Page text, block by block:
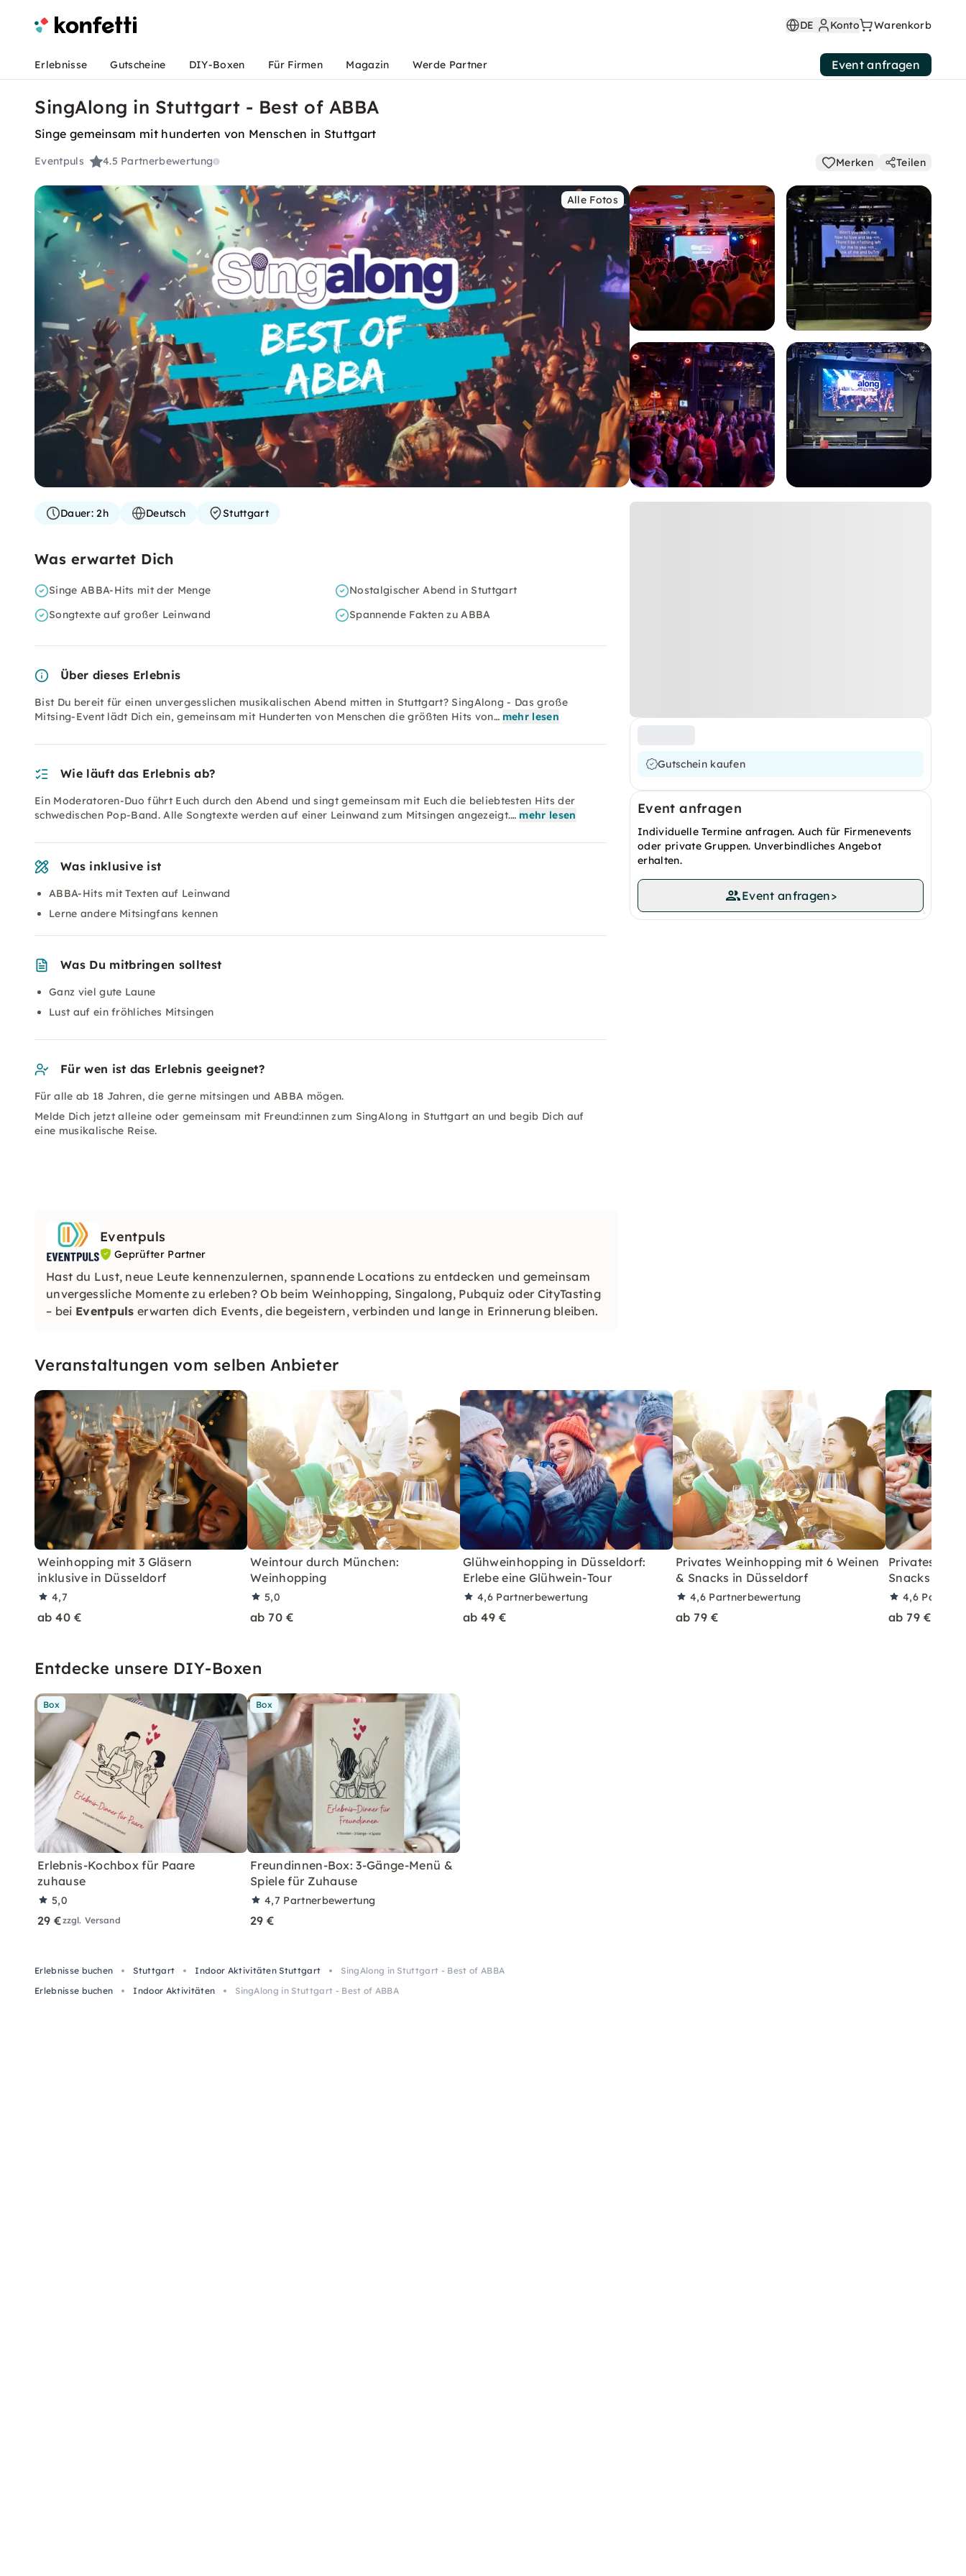
DE Konto Warenkorb
Erlebnisse Gutscheine DIY-Boxen Für Firmen Magazin Werde Partner Event anfragen
SingAlong in Stuttgart - Best of ABBA
Singe gemeinsam mit hunderten von Menschen in Stuttgart
Eventpuls 4.5 Partnerbewertung Merken Teilen
Alle Fotos
Gutschein kaufen
Event anfragen
Individuelle Termine anfragen. Auch für Firmenevents
oder private Gruppen. Unverbindliches Angebot
erhalten.
Event anfragen>
Dauer:2h Deutsch Stuttgart
Was erwartet Dich
Singe ABBA-Hits mit der Menge
Nostalgischer Abend in Stuttgart
Songtexte auf großer Leinwand
Spannende Fakten zu ABBA
Über dieses Erlebnis
Bist Du bereit für einen unvergesslichen musikalischen Abend mitten in Stuttgart? SingAlong - Das große
Mitsing-Event lädt Dich ein, gemeinsam mit Hunderten von Menschen die größten Hits von… mehr lesen
Wie läuft das Erlebnis ab?
Ein Moderatoren-Duo führt Euch durch den Abend und singt gemeinsam mit Euch die beliebtesten Hits der
schwedischen Pop-Band. Alle Songtexte werden auf einer Leinwand zum Mitsingen angezeigt.… mehr lesen
Was inklusive ist
ABBA-Hits mit Texten auf Leinwand
Lerne andere Mitsingfans kennen
Was Du mitbringen solltest
Ganz viel gute Laune
Lust auf ein fröhliches Mitsingen
Für wen ist das Erlebnis geeignet?
Für alle ab 18 Jahren, die gerne mitsingen und ABBA mögen.
Melde Dich jetzt alleine oder gemeinsam mit Freund:innen zum SingAlong in Stuttgart an und begib Dich auf
eine musikalische Reise.
Eventpuls
Geprüfter Partner
Hast du Lust, neue Leute kennenzulernen, spannende Locations zu entdecken und gemeinsam
unvergessliche Momente zu erleben? Ob beim Weinhopping, Singalong, Pubquiz oder CityTasting
– bei Eventpuls erwarten dich Events, die begeistern, verbinden und lange in Erinnerung bleiben.
Veranstaltungen vom selben Anbieter
Weinhopping mit 3 Gläsern
inklusive in Düsseldorf
4,7
ab 40 €
Weintour durch München:
Weinhopping
5,0
ab 70 €
Glühweinhopping in Düsseldorf:
Erlebe eine Glühwein-Tour
4,6 Partnerbewertung
ab 49 €
Privates Weinhopping mit 6 Weinen
& Snacks in Düsseldorf
4,6 Partnerbewertung
ab 79 €
Privates
Snacks in
4,6
ab 79 €
Entdecke unsere DIY-Boxen
Box
Erlebnis-Kochbox für Paare
zuhause
5,0
29 €zzgl. Versand
Box
Freundinnen-Box: 3-Gänge-Menü &
Spiele für Zuhause
4,7 Partnerbewertung
29 €
Erlebnisse buchen Stuttgart Indoor Aktivitäten Stuttgart
SingAlong in Stuttgart - Best of ABBA
Erlebnisse buchen
Indoor Aktivitäten SingAlong in Stuttgart - Best of ABBA